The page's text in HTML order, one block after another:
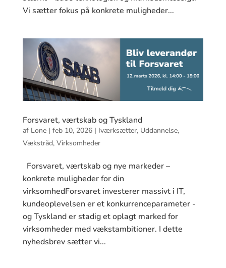
Vi sætter fokus på konkrete muligheder...
Forsvaret, værtskab og Tyskland
af Lone| feb 10, 2026| Iværksætter, Uddannelse,
Vækstråd, Virksomheder
Forsvaret, værtskab og nye markeder –
konkrete muligheder for din
virksomhedForsvaret investerer massivt i IT,
kundeoplevelsen er et konkurrenceparameter -
og Tyskland er stadig et oplagt marked for
virksomheder med vækstambitioner. I dette
nyhedsbrev sætter vi...